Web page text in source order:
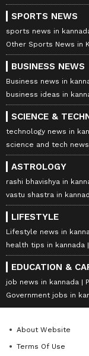
SPORTS NEWS
sports news in
Other Sports News in
BUSINESS NEWS
Business news in
business ideas in
SCIENCE &
technology news in
science and tech news
ASTROLOGY
rashi bhavishya in
vastu shastra in
LIFESTYLE
Lifestyle news in
health tips in kannada
EDUCATION &
job news in kannada
Government jobs in
About Website
Terms Of Use